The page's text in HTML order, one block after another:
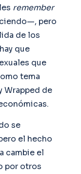
remember
pero
de los
que
que
tema
Wrapped de
se
el hecho
cambie el
por otros